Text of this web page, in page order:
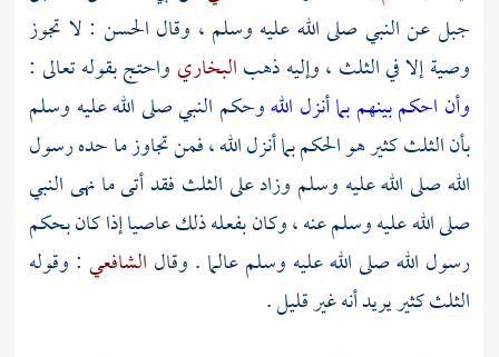
جبلعن النبي صلى الله عليه وسلم ، وقال الحسن : لا تجوز
وصية إلا في الثلث ، وإليه ذهبالبخاري واحتج بقوله تعالى :
وأن احكم بينهم بما أنزل اللهوحكم النبي صلى الله عليه وسلم
بأن الثلث كثير هو الحكم بما أنزل الله ، فمن تجاوز ما حده رسول
الله صلى الله عليه وسلم وزاد على الثلث فقد أتى ما نهى النبي
صلى الله عليه وسلم عنه ، وكان بفعله ذلك عاصيا إذا كان بحكم
رسول الله صلى الله عليه وسلم عالما . وقال الشافعي : وقوله
الثلث كثير يريد أنه غير قليل .